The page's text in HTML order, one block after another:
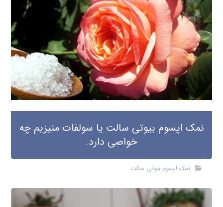
نمک اپسوم بیوتی سالت یا سولفات منیزیم چه
خواصی دارد.
نمک اپسوم بیوتی سالت